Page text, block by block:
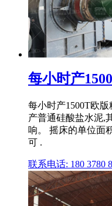
每小时产
每小时产1500T欧
产普通硅酸盐水泥,
响。 摇床的单位面
可 .
联系电话: 180 3780